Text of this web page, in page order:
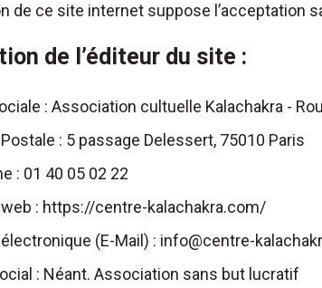
de ce site internet suppose l’acceptation
de l’éditeur du site :
: Association cultuelle Kalachakra -
: 5 passage Delessert, 75010 Paris
: 01 40 05 02 22
: https://centre-kalachakra.com/
(E-Mail) : info@centre-
: Néant. Association sans but lucratif